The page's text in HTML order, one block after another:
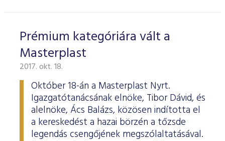
Prémium kategóriára vált a
Masterplast
2017. okt. 18.
Október 18-án a Masterplast Nyrt.
Igazgatótanácsának elnöke, Tibor Dávid, és
alelnöke, Ács Balázs, közösen indította el
a kereskedést a hazai börzén a tőzsde
legendás csengőjének megszólaltatásával.